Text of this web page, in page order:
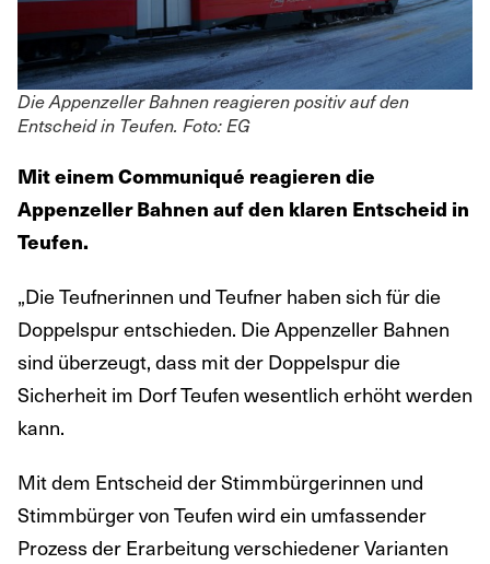
Die Appenzeller Bahnen reagieren positiv auf den
Entscheid in Teufen. Foto: EG
Mit einem Communiqué reagieren die
Appenzeller Bahnen auf den klaren Entscheid in
Teufen.
„Die Teufnerinnen und Teufner haben sich für die
Doppelspur entschieden. Die Appenzeller Bahnen
sind überzeugt, dass mit der Doppelspur die
Sicherheit im Dorf Teufen wesentlich erhöht werden
kann.
Mit dem Entscheid der Stimmbürgerinnen und
Stimmbürger von Teufen wird ein umfassender
Prozess der Erarbeitung verschiedener Varianten